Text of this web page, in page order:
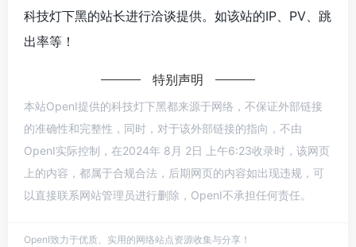
科技灯下黑的站长进行洽谈提供。如该站的IP、PV、跳
出率等！
特别声明
本站OpenI提供的科技灯下黑都来源于网络，不保证外部链接
的准确性和完整性，同时，对于该外部链接的指向，不由
OpenI实际控制，在2024年 8月 2日 上午6:23收录时，该网页
上的内容，都属于合规合法，后期网页的内容如出现违规，可
以直接联系网站管理员进行删除，OpenI不承担任何责任。
OpenI致力于优质、实用的网络站点资源收集与分享！